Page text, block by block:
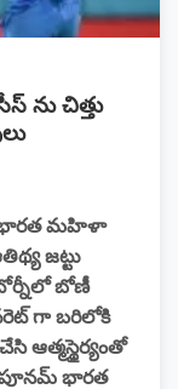
ను చిత్తు
భారత మహిళా
జట్టు
బోణీ
గా బరిలోకి
ఆత్మస్థైర్యంతో
పూనమ్ భారత